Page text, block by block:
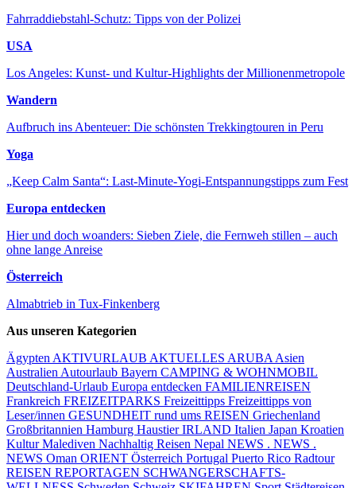
Fahrraddiebstahl-Schutz: Tipps von der Polizei
USA
Los Angeles: Kunst- und Kultur-Highlights der Millionenmetropole
Wandern
Aufbruch ins Abenteuer: Die schönsten Trekkingtouren in Peru
Yoga
„Keep Calm Santa“: Last-Minute-Yogi-Entspannungstipps zum Fest
Europa entdecken
Hier und doch woanders: Sieben Ziele, die Fernweh stillen – auch
ohne lange Anreise
Österreich
Almabtrieb in Tux-Finkenberg
Aus unseren Kategorien
Ägypten AKTIVURLAUB AKTUELLES ARUBA Asien
Australien Autourlaub Bayern CAMPING & WOHNMOBIL
Deutschland-Urlaub Europa entdecken FAMILIENREISEN
Frankreich FREIZEITPARKS Freizeittipps Freizeittipps von
Leser/innen GESUNDHEIT rund ums REISEN Griechenland
Großbritannien Hamburg HaustierIRLAND Italien Japan Kroatien
KulturMalediven Nachhaltig Reisen Nepal NEWS . NEWS .
NEWS Oman ORIENT Österreich Portugal Puerto Rico Radtour
REISEN REPORTAGEN SCHWANGERSCHAFTS-